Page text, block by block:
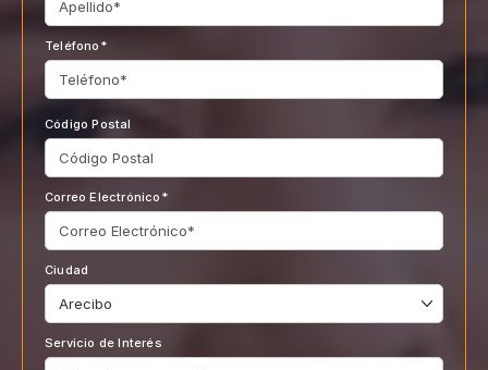
Teléfono*
Código Postal
Correo Electrónico*
Ciudad
Servicio de Interés